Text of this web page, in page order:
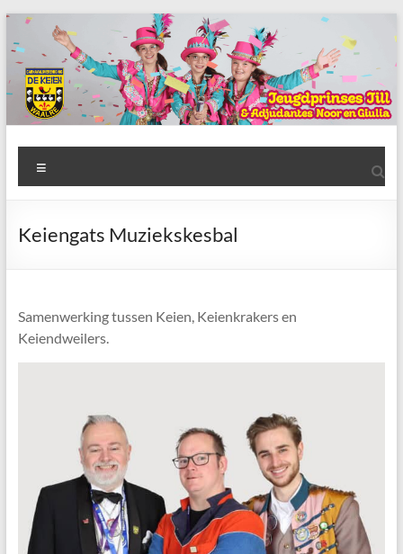
Ga
naar
de
inhoud
AWC
de
Keien
De
Keien
Keiengats Muziekskesbal
Samenwerking tussen Keien, Keienkrakers en
Keiendweilers.